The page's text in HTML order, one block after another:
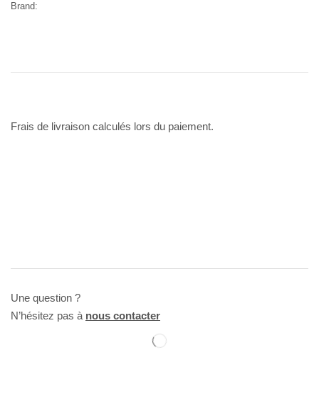
Brand:
Frais de livraison calculés lors du paiement.
Une question ?
N’hésitez pas à nous contacter